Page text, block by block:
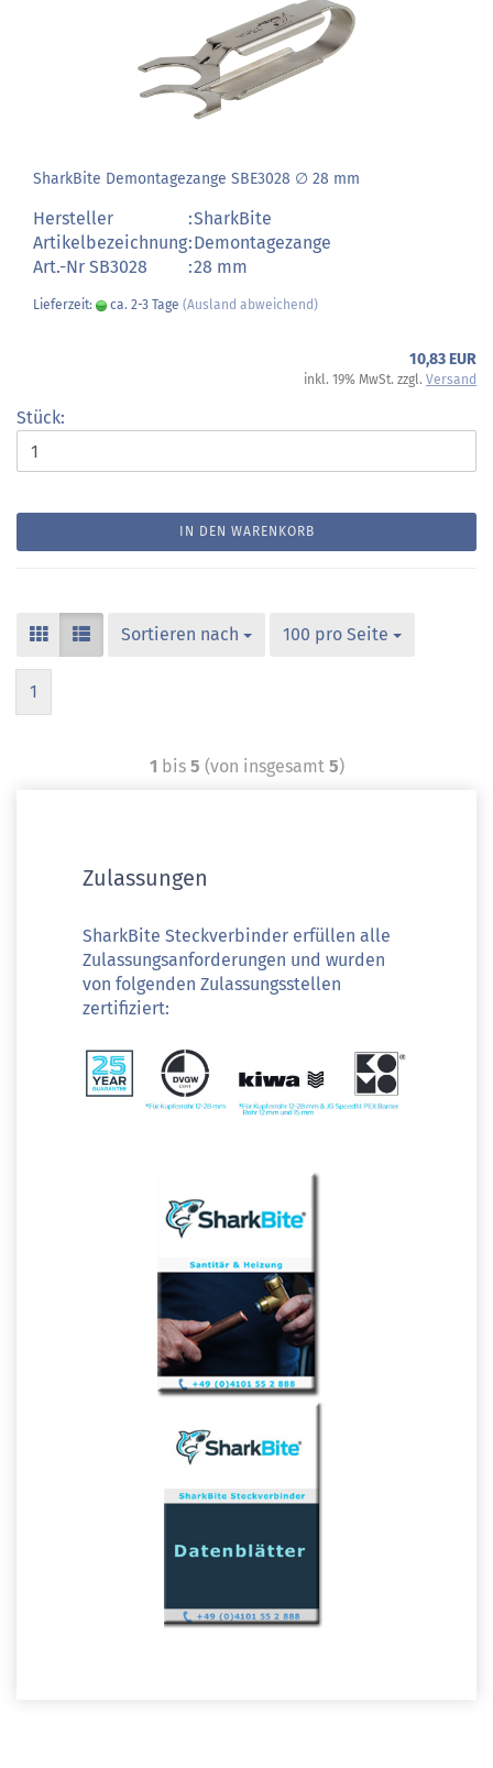
SharkBite Demontagezange SBE3028 ∅ 28 mm
Hersteller :SharkBite
Artikelbezeichnung:Demontagezange
Art.-Nr SB3028
:28 mm
Lieferzeit: ca. 2-3 Tage (Ausland abweichend)
10,83 EUR
inkl. 19% MwSt. zzgl. Versand
Stück:
IN DEN WARENKORB
Sortieren nach 100 pro Seite
1
1 bis 5 (von insgesamt 5)
Zulassungen
SharkBite Steckverbinder erfüllen alle
Zulassungsanforderungen und wurden
von folgenden Zulassungsstellen
zertifiziert: